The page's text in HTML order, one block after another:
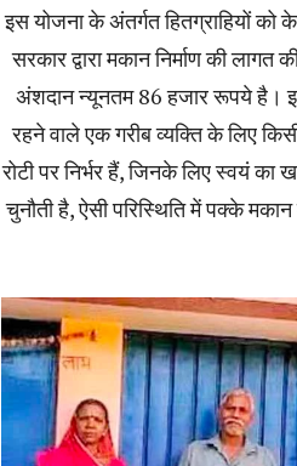
इस योजना के अंतर्गत हितग्राहियों
सरकार द्वारा मकान निर्माण की लागत
अंशदान न्यूनतम 86 हजार रूपये है। इस
रहने वाले एक गरीब व्यक्ति के लिए
रोटी पर निर्भर हैं, जिनके लिए स्वयं का
चुनौती है, ऐसी परिस्थिति में पक्के